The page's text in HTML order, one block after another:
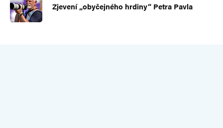
Zjevení „obyčejného hrdiny“ Petra Pavla